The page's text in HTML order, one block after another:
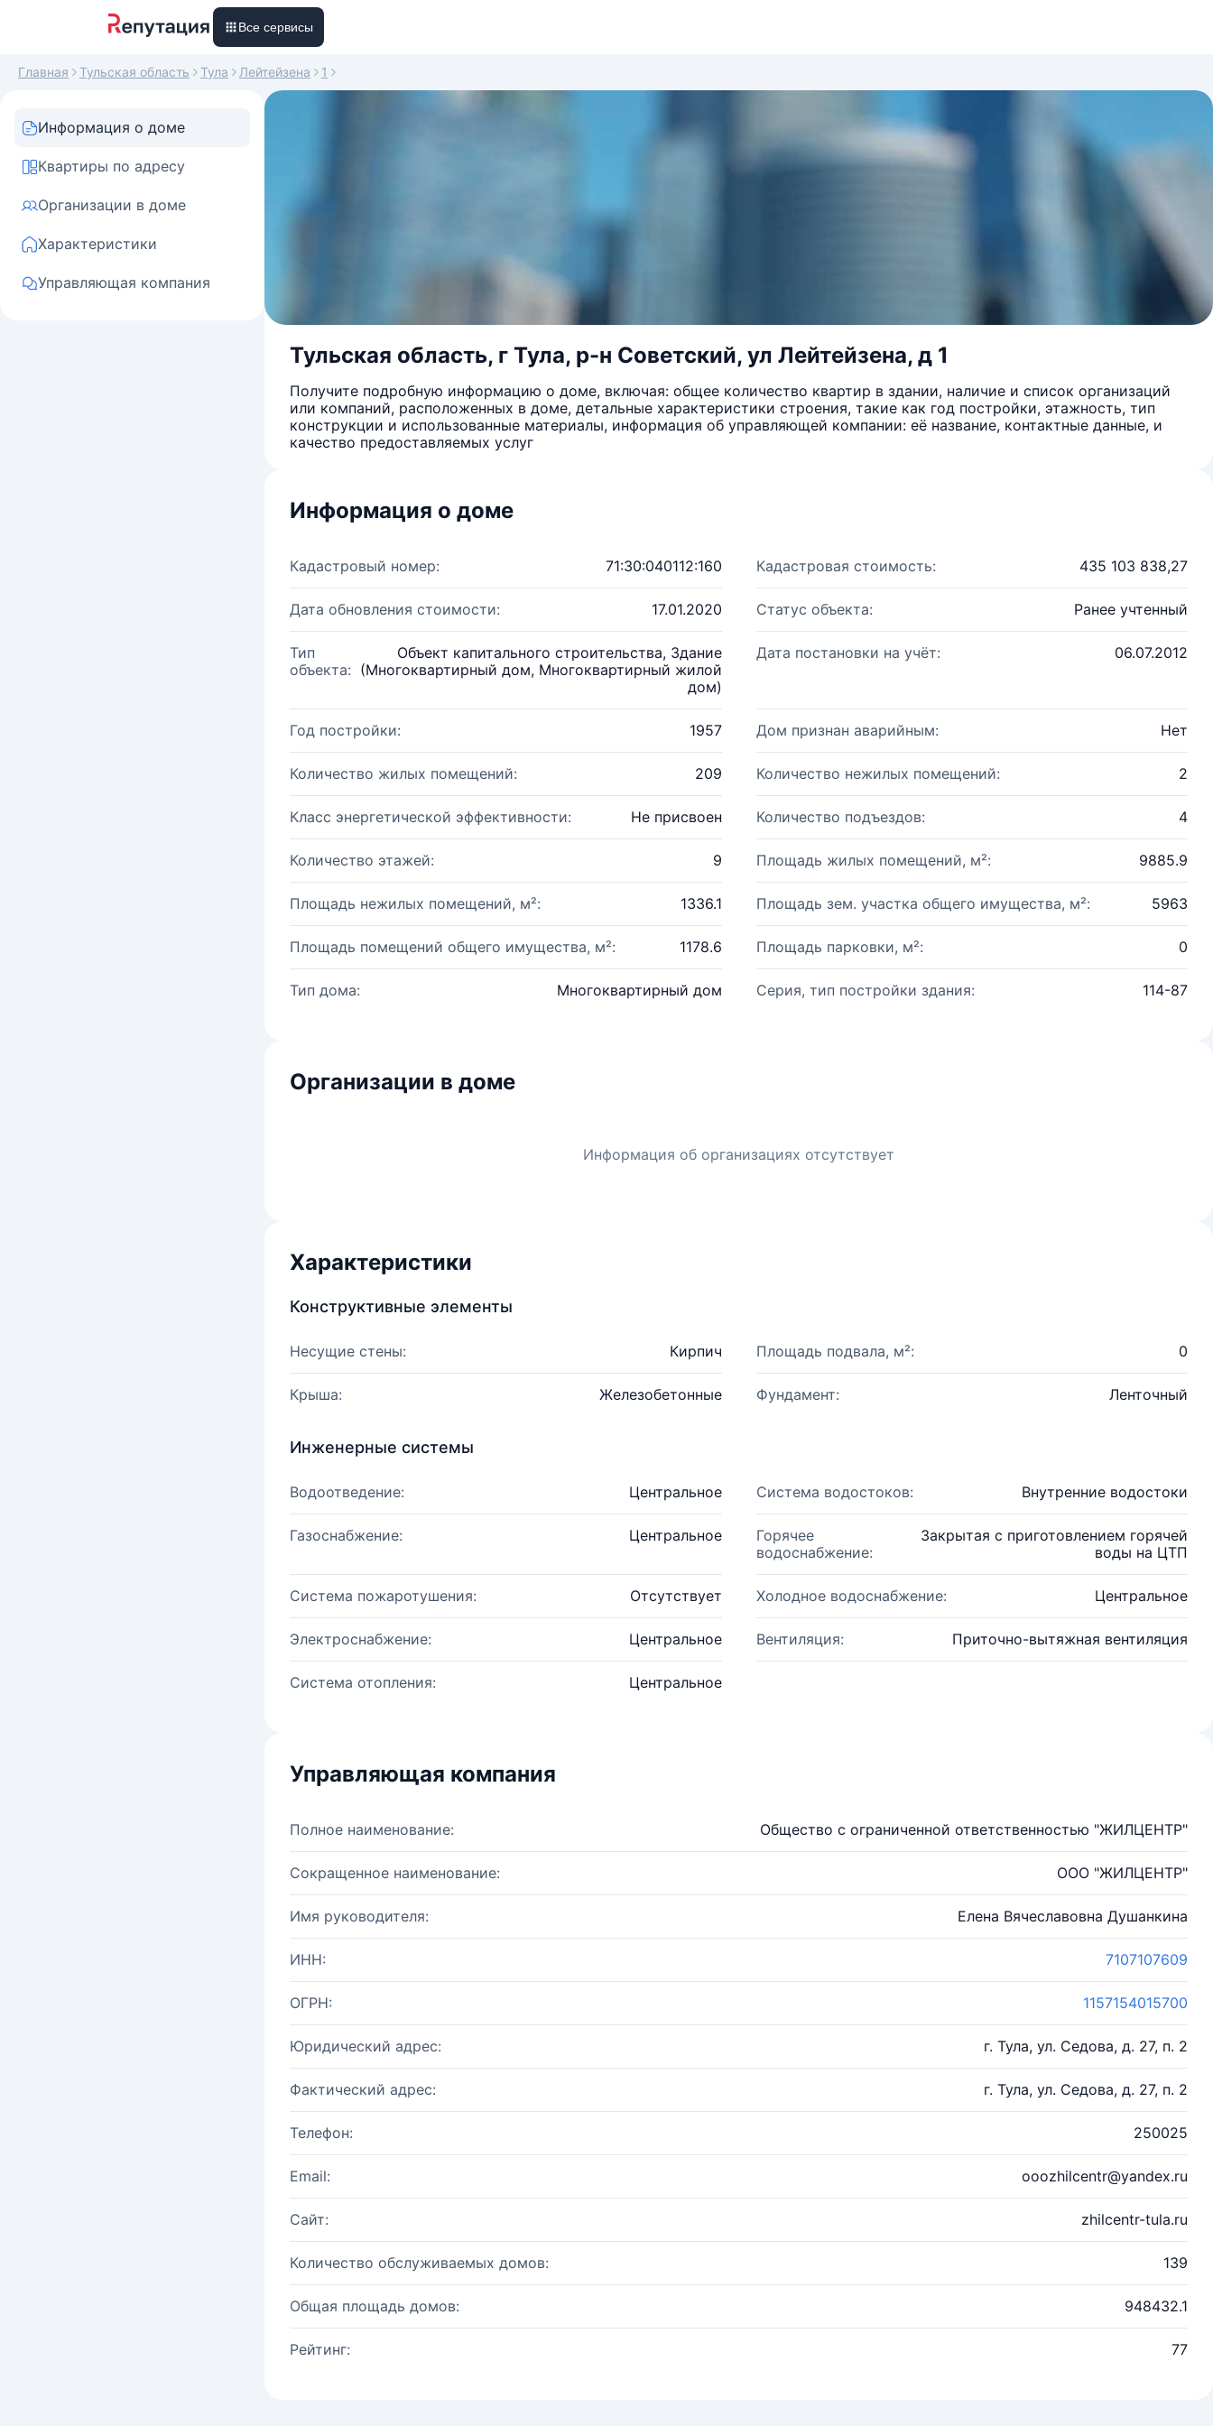
Все сервисы
Главная Тульская область Тула Лейтейзена 1
Информация о доме
Квартиры по адресу
Организации в доме
Характеристики
Управляющая компания
Тульская область, г Тула, р-н Советский, ул Лейтейзена, д 1
Получите подробную информацию о доме, включая: общее количество квартир в здании, наличие и список организаций
или компаний, расположенных в доме, детальные характеристики строения, такие как год постройки, этажность, тип
конструкции и использованные материалы, информация об управляющей компании: её название, контактные данные, и
качество предоставляемых услуг
Информация о доме
Кадастровый номер: 71:30:040112:160 Кадастровая стоимость: 435 103 838,27
Дата обновления стоимости: 17.01.2020 Статус объекта: Ранее учтенный
Тип
объекта:
Объект капитального строительства, Здание
(Многоквартирный дом, Многоквартирный жилой
дом)
Дата постановки на учёт: 06.07.2012
Год постройки: 1957 Дом признан аварийным: Нет
Количество жилых помещений: 209 Количество нежилых помещений: 2
Класс энергетической эффективности: Не присвоен Количество подъездов: 4
Количество этажей: 9 Площадь жилых помещений, м²: 9885.9
Площадь нежилых помещений, м²: 1336.1 Площадь зем. участка общего имущества, м²: 5963
Площадь помещений общего имущества, м²: 1178.6 Площадь парковки, м²: 0
Тип дома: Многоквартирный дом Серия, тип постройки здания: 114-87
Организации в доме
Информация об организациях отсутствует
Характеристики
Конструктивные элементы
Несущие стены: Кирпич Площадь подвала, м²: 0
Крыша: Железобетонные Фундамент: Ленточный
Инженерные системы
Водоотведение: Центральное Система водостоков: Внутренние водостоки
Газоснабжение: Центральное
Горячее
водоснабжение:
Закрытая с приготовлением горячей
воды на ЦТП
Система пожаротушения: Отсутствует Холодное водоснабжение: Центральное
Электроснабжение: Центральное Вентиляция: Приточно-вытяжная вентиляция
Система отопления: Центральное
Управляющая компания
Полное наименование: Общество с ограниченной ответственностью "ЖИЛЦЕНТР"
Сокращенное наименование: ООО "ЖИЛЦЕНТР"
Имя руководителя: Елена Вячеславовна Душанкина
ИНН: 7107107609
ОГРН: 1157154015700
Юридический адрес: г. Тула, ул. Седова, д. 27, п. 2
Фактический адрес: г. Тула, ул. Седова, д. 27, п. 2
Телефон: 250025
Email: ooozhilcentr@yandex.ru
Сайт: zhilcentr-tula.ru
Количество обслуживаемых домов: 139
Общая площадь домов: 948432.1
Рейтинг: 77